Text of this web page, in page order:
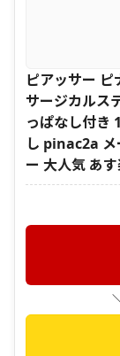
ピアッサー
サージカルス
っぱなし付き
し pinac2a メ
ー 大人気 あ